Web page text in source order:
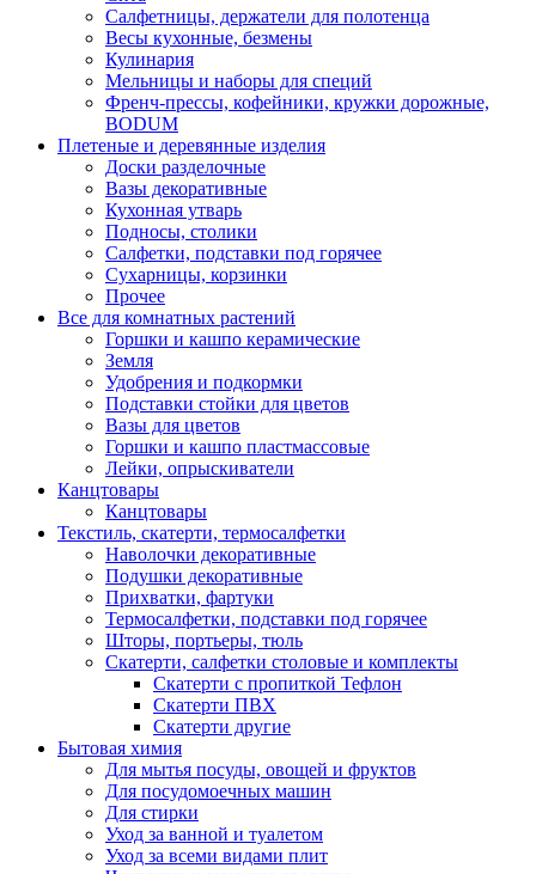
Салфетницы, держатели для полотенца
Весы кухонные, безмены
Кулинария
Мельницы и наборы для специй
Френч-прессы, кофейники, кружки дорожные,
BODUM
Плетеные и деревянные изделия
Доски разделочные
Вазы декоративные
Кухонная утварь
Подносы, столики
Салфетки, подставки под горячее
Сухарницы, корзинки
Прочее
Все для комнатных растений
Горшки и кашпо керамические
Земля
Удобрения и подкормки
Подставки стойки для цветов
Вазы для цветов
Горшки и кашпо пластмассовые
Лейки, опрыскиватели
Канцтовары
Канцтовары
Текстиль, скатерти, термосалфетки
Наволочки декоративные
Подушки декоративные
Прихватки, фартуки
Термосалфетки, подставки под горячее
Шторы, портьеры, тюль
Скатерти, салфетки столовые и комплекты
Скатерти с пропиткой Тефлон
Скатерти ПВХ
Скатерти другие
Бытовая химия
Для мытья посуды, овощей и фруктов
Для посудомоечных машин
Для стирки
Уход за ванной и туалетом
Уход за всеми видами плит